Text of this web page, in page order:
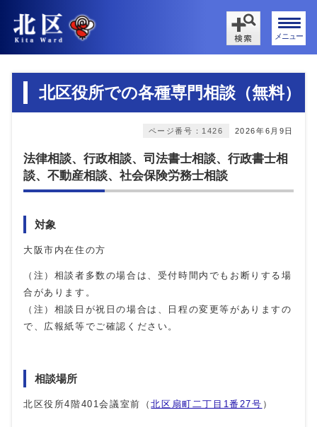
メニュー
北区役所での各種専門相談（無料）
2026年6月9日
ページ番号：1426
法律相談、行政相談、司法書士相談、行政書士相
談、不動産相談、社会保険労務士相談
対象
大阪市内在住の方
（注）相談者多数の場合は、受付時間内でもお断りする場
合があります。
（注）相談日が祝日の場合は、日程の変更等がありますの
で、広報紙等でご確認ください。
相談場所
北区役所4階401会議室前（北区扇町二丁目1番27号 ）